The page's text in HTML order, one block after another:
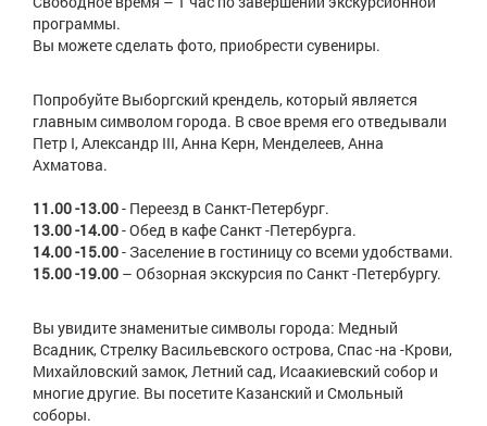
программы.
Вы можете сделать фото, приобрести сувениры.
Попробуйте Выборгский крендель, который является
главным символом города. В свое время его отведывали
Петр I, Александр III, Анна Керн, Менделеев, Анна
Ахматова.
11.00 -13.00- Переезд в Санкт-Петербург.
13.00 -14.00- Обед в кафе Санкт -Петербурга.
14.00 -15.00- Заселение в гостиницу со всеми удобствами.
15.00 -19.00 – Обзорная экскурсия по Санкт -Петербургу.
Вы увидите знаменитые символы города: Медный
Всадник, Стрелку Васильевского острова, Спас -на -Крови,
Михайловский замок, Летний сад, Исаакиевский собор и
многие другие. Вы посетите Казанский и Смольный
соборы.